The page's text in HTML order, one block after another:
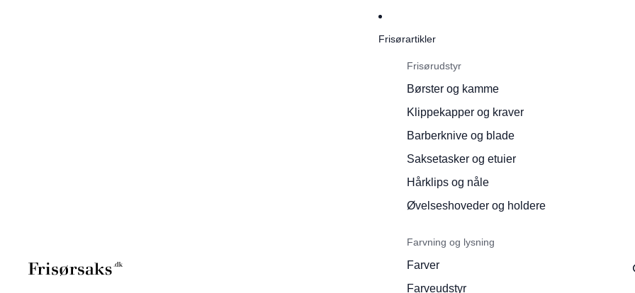
Frisørartikler
Frisørudstyr
Børster og kamme
Klippekapper og kraver
Barberknive og blade
Saksetasker og etuier
Hårklips og nåle
Øvelseshoveder og holdere
Farvning og lysning
Farver
Farveudstyr